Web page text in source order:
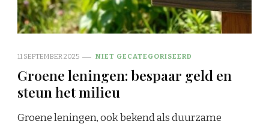
11 SEPTEMBER 2025 NIET GECATEGORISEERD
Groene leningen: bespaar geld en
steun het milieu
Groene leningen, ook bekend als duurzame